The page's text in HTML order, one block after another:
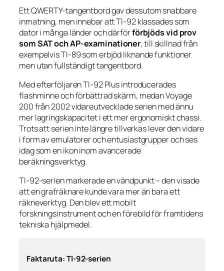
Ett QWERTY-tangentbord gav dessutom snabbare
inmatning, men innebar att TI-92 klassades som
dator i många länder och därförförbjöds vid prov
som SAT och AP-examinationer, till skillnad från
exempelvis TI-89 som erbjöd liknande funktioner
men utan fullständigt tangentbord.
Med efterföljaren TI-92 Plus introducerades
flashminne och förbättrad skärm, medan Voyage
200 från 2002 vidareutvecklade serien med ännu
mer lagringskapacitet i ett mer ergonomiskt chassi.
Trots att serien inte längre tillverkas lever den vidare
i form av emulatorer och entusiastgrupper och ses
idag som en ikon inom avancerade
beräkningsverktyg.
TI-92-serien markerade en vändpunkt – den visade
att en grafräknare kunde vara mer än bara ett
räkneverktyg. Den blev ett mobilt
forskningsinstrument och en förebild för framtidens
tekniska hjälpmedel.
Faktaruta: TI-92-serien